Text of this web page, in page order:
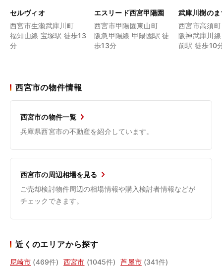
セルヴィオ
西宮市生瀬武庫川町
福知山線 宝塚駅 徒歩13
分
エスリード西宮甲陽園
西宮市甲陽園東山町
阪急甲陽線 甲陽園駅 徒
歩13分
武庫川樹の
西宮市高須
阪神武庫川
前駅 徒歩10
西宮市の物件情報
西宮市の物件一覧
兵庫県西宮市の不動産を紹介しています。
西宮市の周辺相場を見る
ご売却検討物件周辺の相場情報や購入検討者情報などが
チェックできます。
近くのエリアから探す
尼崎市 (469件) 西宮市 (1045件) 芦屋市 (341件)